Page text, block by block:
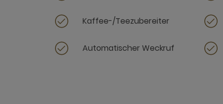
Kaffee-/Teezubereiter
Automatischer Weckruf